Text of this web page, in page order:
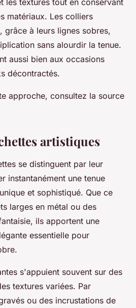
les textures tout en conservant
matériaux. Les colliers
grâce à leurs lignes sobres,
sans alourdir la tenue.
aussi bien aux occasions
décontractés.
approche, consultez la source
artistiques
se distinguent par leur
instantanément une tenue
et sophistiqué. Que ce
larges en métal ou des
ils apportent une
essentielle pour
s'appuient souvent sur des
textures variées. Par
ou des incrustations de